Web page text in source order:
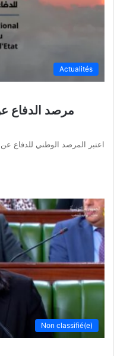
Actualités
مرصد الدفاع
اعتبر المرصد الوطني للدفاع
Non classifié(e)